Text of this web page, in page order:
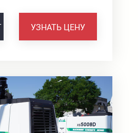
УЗНАТЬ ЦЕНУ